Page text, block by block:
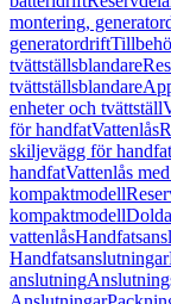
montering,
generatordrift
tvättställsblandare
tvättställsblandare
enheter och tvättställ
för handfatVattenlås
skiljevägg för handfat
handfatVattenlås
kompaktmodell
kompaktmodell
vattenlås
Handfatsanslutningar
anslutning